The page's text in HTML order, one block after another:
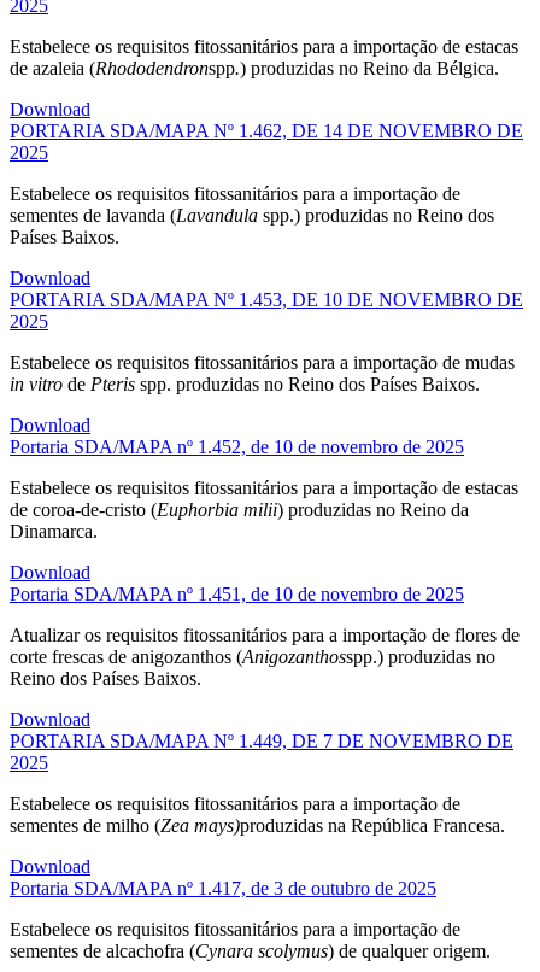
2025
Estabelece os requisitos fitossanitários para a importação de estacas
de azaleia (Rhododendronspp.) produzidas no Reino da Bélgica.
Download
PORTARIA SDA/MAPA Nº 1.462, DE 14 DE NOVEMBRO DE
2025
Estabelece os requisitos fitossanitários para a importação de
sementes de lavanda (Lavandula spp.) produzidas no Reino dos
Países Baixos.
Download
PORTARIA SDA/MAPA Nº 1.453, DE 10 DE NOVEMBRO DE
2025
Estabelece os requisitos fitossanitários para a importação de mudas
in vitro de Pteris spp. produzidas no Reino dos Países Baixos.
Download
Portaria SDA/MAPA nº 1.452, de 10 de novembro de 2025
Estabelece os requisitos fitossanitários para a importação de estacas
de coroa-de-cristo (Euphorbia milii) produzidas no Reino da
Dinamarca.
Download
Portaria SDA/MAPA nº 1.451, de 10 de novembro de 2025
Atualizar os requisitos fitossanitários para a importação de flores de
corte frescas de anigozanthos (Anigozanthosspp.) produzidas no
Reino dos Países Baixos.
Download
PORTARIA SDA/MAPA Nº 1.449, DE 7 DE NOVEMBRO DE
2025
Estabelece os requisitos fitossanitários para a importação de
sementes de milho (Zea mays)produzidas na República Francesa.
Download
Portaria SDA/MAPA nº 1.417, de 3 de outubro de 2025
Estabelece os requisitos fitossanitários para a importação de
sementes de alcachofra (Cynara scolymus) de qualquer origem.